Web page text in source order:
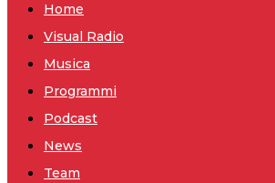
Home
Visual Radio
Musica
Programmi
Podcast
News
Team